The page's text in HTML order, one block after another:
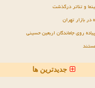
و تئاتر درگذشت
بازار تهران
روی جاماندگان اربعین حسینی
جدیدترین ها